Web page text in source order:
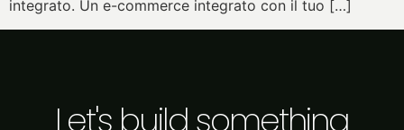
integrato. Un e-commerce integrato con il tuo […]
Let's build something